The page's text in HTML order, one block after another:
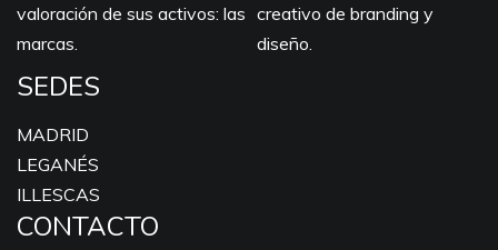
valoración de sus activos: las
marcas.
creativo de branding y
diseño.
SEDES
MADRID
LEGANÉS
ILLESCAS
CONTACTO